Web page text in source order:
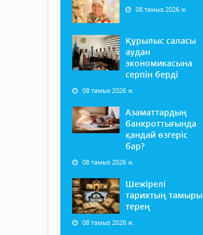
08 тамыз 2026 ж.
Құрылыс саласы
аудан
экономикасына
серпін берді
08 тамыз 2026 ж.
Азаматтардың
банкроттығында
қандай өзгеріс
бар?
08 тамыз 2026 ж.
Шежірелі
тарихтың тамыры
терең
08 тамыз 2026 ж.